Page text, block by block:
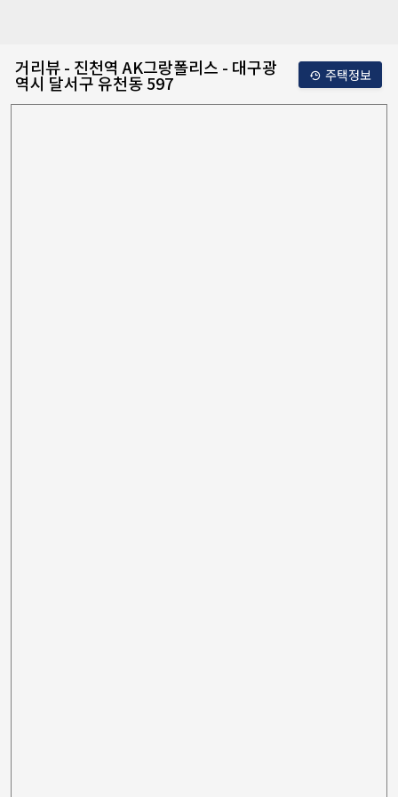
거리뷰 - 진천역 AK그랑폴리스 - 대구광
역시 달서구 유천동 597 주택정보